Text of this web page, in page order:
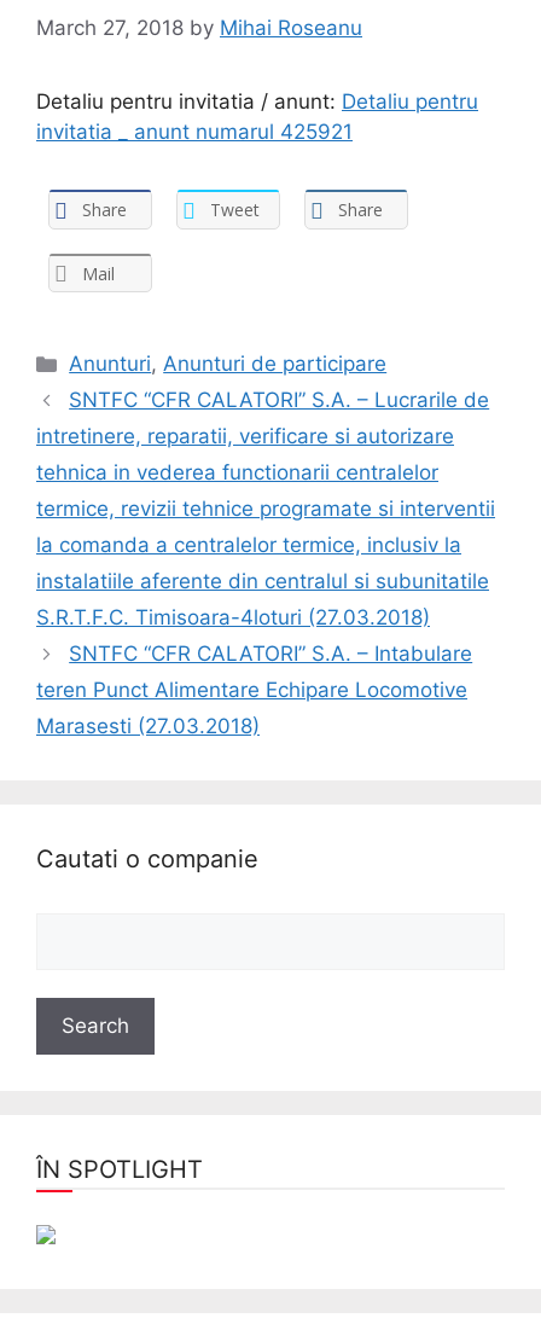
March 27, 2018 by Mihai Roseanu
Detaliu pentru invitatia / anunt: Detaliu pentru
invitatia _ anunt numarul 425921
Share Tweet Share
Mail
Anunturi,Anunturi de participare
SNTFC “CFR CALATORI” S.A. – Lucrarile de
intretinere, reparatii, verificare si autorizare
tehnica in vederea functionarii centralelor
termice, revizii tehnice programate si interventii
la comanda a centralelor termice, inclusiv la
instalatiile aferente din centralul si subunitatile
S.R.T.F.C. Timisoara-4loturi (27.03.2018)
SNTFC “CFR CALATORI” S.A. – Intabulare
teren Punct Alimentare Echipare Locomotive
Marasesti (27.03.2018)
Cautati o companie
ÎN SPOTLIGHT